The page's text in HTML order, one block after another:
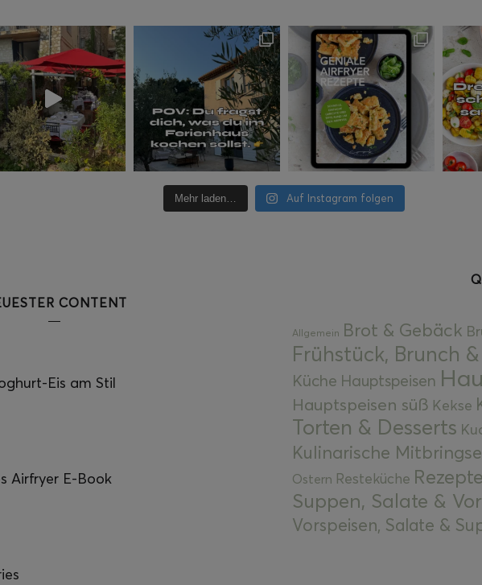
Mehr laden… Auf Instagram folgen
CONTENT
Eis am Stil
Airfryer E-Book
Allgemein Brot & Gebäck
Frühstück, Brunch
Küche Hauptspeisen
Hauptspeisen süß Kekse
Torten & Desserts
Kulinarische
Ostern Resteküche Rezepte
Suppen, Salate &
Vorspeisen, Salate &